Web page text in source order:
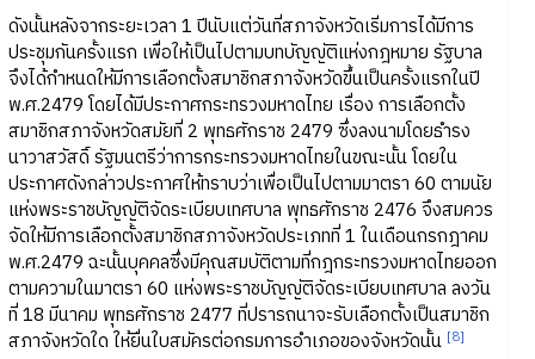
ดังนั้นหลังจากระยะเวลา 1 ปีนับแต่วันที่สภาจังหวัดเริ่มการได้มีการ
ประชุมกันครั้งแรก เพื่อให้เป็นไปตามบทบัญญัติแห่งกฎหมาย รัฐบาล
จึงได้กำหนดให้มีการเลือกตั้งสมาชิกสภาจังหวัดขึ้นเป็นครั้งแรกในปี
พ.ศ.2479 โดยได้มีประกาศกระทรวงมหาดไทย เรื่อง การเลือกตั้ง
สมาชิกสภาจังหวัดสมัยที่ 2 พุทธศักราช 2479 ซึ่งลงนามโดยธำรง
นาวาสวัสดิ์ รัฐมนตรีว่าการกระทรวงมหาดไทยในขณะนั้น โดยใน
ประกาศดังกล่าวประกาศให้ทราบว่าเพื่อเป็นไปตามมาตรา 60 ตามนัย
แห่งพระราชบัญญัติจัดระเบียบเทศบาล พุทธศักราช 2476 จึงสมควร
จัดให้มีการเลือกตั้งสมาชิกสภาจังหวัดประเภทที่ 1 ในเดือนกรกฎาคม
พ.ศ.2479 ฉะนั้นบุคคลซึ่งมีคุณสมบัติตามที่กฎกระทรวงมหาดไทยออก
ตามความในมาตรา 60 แห่งพระราชบัญญัติจัดระเบียบเทศบาล ลงวัน
ที่ 18 มีนาคม พุทธศักราช 2477 ที่ปรารถนาจะรับเลือกตั้งเป็นสมาชิก
สภาจังหวัดใด ให้ยื่นใบสมัครต่อกรมการอำเภอของจังหวัดนั้น [8]